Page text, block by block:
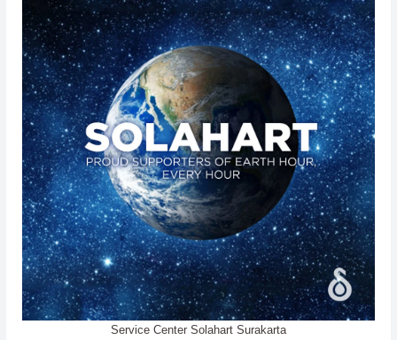
Service Center Solahart Surakarta